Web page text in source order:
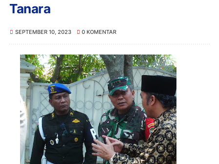
Tanara
SEPTEMBER 10, 2023 0 KOMENTAR